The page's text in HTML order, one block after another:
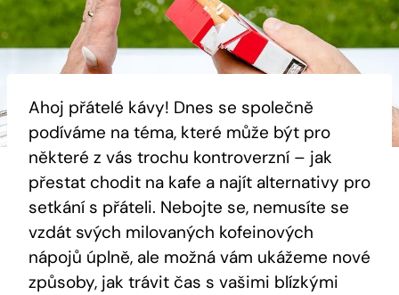
Ahoj přátelé kávy! Dnes se společně
podíváme na téma, které může být pro
některé z vás trochu kontroverzní – jak
přestat chodit na kafe a najít alternativy pro
setkání s přáteli. Nebojte se, nemusíte se
vzdát svých milovaných kofeinových
nápojů úplně, ale možná vám ukážeme nové
způsoby, jak trávit čas s vašimi blízkými